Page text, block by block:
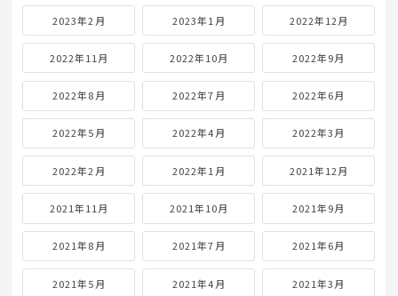
2023年2月 2023年1月 2022年12月
2022年11月 2022年10月 2022年9月
2022年8月 2022年7月 2022年6月
2022年5月 2022年4月 2022年3月
2022年2月 2022年1月 2021年12月
2021年11月 2021年10月 2021年9月
2021年8月 2021年7月 2021年6月
2021年5月 2021年4月 2021年3月